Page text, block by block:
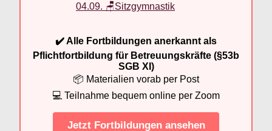
04.09. 🪑Sitzgymnastik
✔️ Alle Fortbildungen anerkannt als
Pflichtfortbildung für Betreuungskräfte (§53b
SGB XI)
📦 Materialien vorab per Post
💻 Teilnahme bequem online per Zoom
Jetzt Fortbildungen ansehen